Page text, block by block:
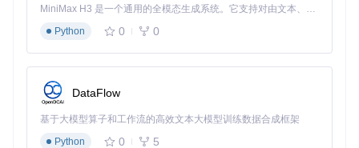
三、快速上手：三步搭建CAN仿真环境
第一步：获取与安装
源码编译方式
git clone
MiniMax H3 是一个通用的全模态生成系统。它支持对由文本、图像、视频和音频组成的多模态上下文进行统一理解，并能生成分辨率高达 2K、时长可达 15 秒的带原生立体声音频的视频。得益于面向任务泛化的系统设计，H3 在预训练阶段就已具备广泛的多模态上下文理解与生成能力，能够出色地执行复杂的多模态指令。
Python
0 0
DataFlow
基于大模型算子和工作流的高效文本大模型训练数据合成框架
Python
0 5